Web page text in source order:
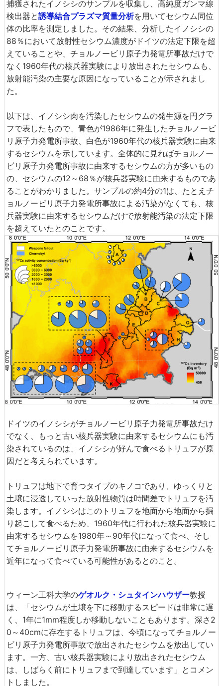
捕獲されたイノシシのサンプルを収集し、高純度ガンマ線
検出器と誘導結合プラズマ質量分析を用いてセシウム同位
体の比率を測定しました。その結果、分析したイノシシの
88％において放射性セシウム濃度がドイツの法定下限を超
えていることや、チョルノービリ原子力発電所事故だけで
なく1960年代の核兵器実験により放出されたセシウムも、
放射能汚染の主要な原因になっていることが示されまし
た。
以下は、イノシシ肉を汚染したセシウムの発生源を円グラ
フで表したもので、青色が1986年に発生したチョルノービ
リ原子力発電所事故、白色が1960年代の核兵器実験に由来
するセシウムを示しています。全体的に見ればチョルノー
ビリ原子力発電所事故に由来するセシウムの方が多いもの
の、セシウムの12～68％が核兵器実験に由来するものであ
ることがわかりました。サンプルの約4分の1は、たとえチ
ョルノービリ原子力発電所事故による汚染がなくても、核
兵器実験に由来するセシウムだけで放射能汚染の法定下限
を超えていたとのことです。
ドイツのイノシシがチョルノービリ原子力発電所事故だけ
でなく、もっと古い核兵器実験に由来するセシウムにも汚
染されているのは、イノシシが好んで食べるトリュフが原
因だと考えられています。
トリュフは地下で育つタイプのキノコであり、ゆっくりと
土壌に浸透していった放射性物質は時間差でトリュフを汚
染します。イノシシはこのトリュフを地面から地面から掘
り起こして食べるため、1960年代に行われた核兵器実験に
由来するセシウムを1980年～90年代になって食べ、そし
てチョルノービリ原子力発電所事故に由来するセシウムを
近年になって食べている可能性があるとのこと。
ウィーン工科大学のゲオルク・シュタインハウザー教授
は、「セシウムが土壌を下に移動するスピードは非常に遅
く、1年に1mm程度しか移動しないこともあります。深さ2
0～40cmに存在するトリュフは、今頃になってチョルノー
ビリ原子力発電所事故で放出されたセシウムを放出してい
ます。一方、古い核兵器実験により放出されたセシウム
は、しばらく前にトリュフまで到達しています」とコメン
トしました。